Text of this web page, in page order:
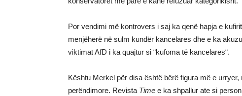
Por vendimi më kontrovers i saj ka qenë hapja e
menjëherë në sulm kundër kancelares dhe e ka
viktimat AfD i ka quajtur si “kufoma të kancelares“.
Kështu Merkel për disa është bërë figura më e
perëndimore. Revista Time e ka shpallur ate si